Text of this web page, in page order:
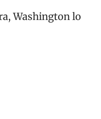
Washington lo